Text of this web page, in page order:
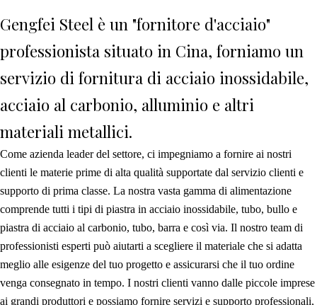
Gengfei Steel è un "fornitore d'acciaio"
professionista situato in Cina, forniamo un
servizio di fornitura di acciaio inossidabile,
acciaio al carbonio, alluminio e altri
materiali metallici.
Come azienda leader del settore, ci impegniamo a fornire ai nostri
clienti le materie prime di alta qualità supportate dal servizio clienti e
supporto di prima classe. La nostra vasta gamma di alimentazione
comprende tutti i tipi di piastra in acciaio inossidabile, tubo, bullo e
piastra di acciaio al carbonio, tubo, barra e così via. Il nostro team di
professionisti esperti può aiutarti a scegliere il materiale che si adatta
meglio alle esigenze del tuo progetto e assicurarsi che il tuo ordine
venga consegnato in tempo. I nostri clienti vanno dalle piccole imprese
ai grandi produttori e possiamo fornire servizi e supporto professionali,